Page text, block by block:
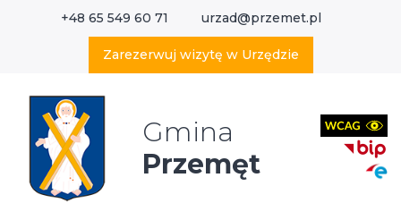
+48 65 549 60 71 urzad@przemet.pl
Zarezerwuj wizytę w Urzędzie
Gmina
Przemęt
Wyszukaj w serwisie